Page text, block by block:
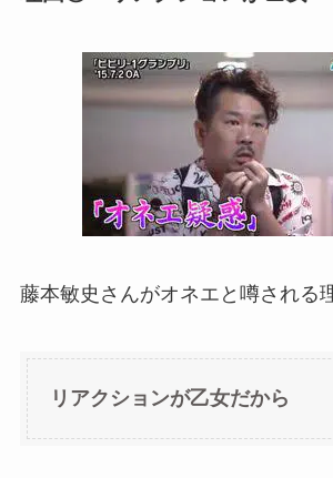
藤本敏史さんがオネエと噂される
リアクションが乙女だから